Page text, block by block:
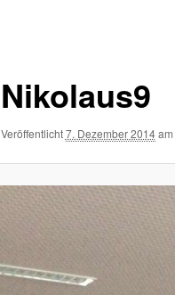
Nikolaus9
Veröffentlicht7. Dezember 2014am